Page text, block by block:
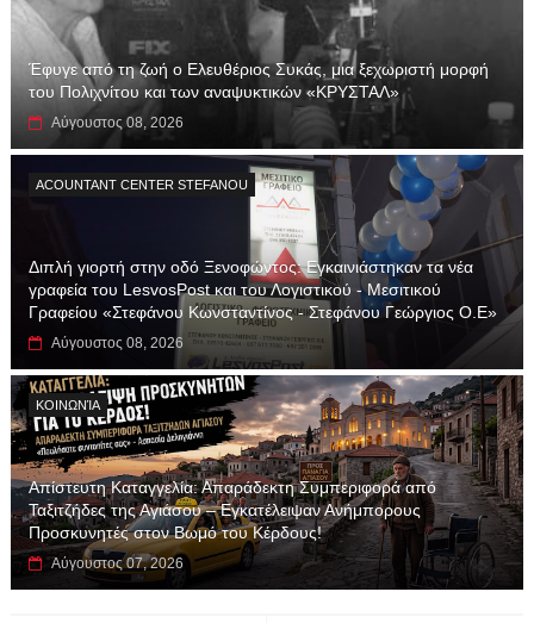
Έφυγε από τη ζωή ο Ελευθέριος Συκάς, μια ξεχωριστή μορφή
του Πολιχνίτου και των αναψυκτικών «ΚΡΥΣΤΑΛ»
Αύγουστος 08, 2026
ACOUNTANT CENTER STEFANOU
Διπλή γιορτή στην οδό Ξενοφώντος: Εγκαινιάστηκαν τα νέα
γραφεία του LesvosPost και του Λογιστικού - Μεσιτικού
Γραφείου «Στεφάνου Κωνσταντίνος - Στεφάνου Γεώργιος Ο.Ε»
Αύγουστος 08, 2026
ΚΟΙΝΩΝΊΑ
Απίστευτη Καταγγελία: Απαράδεκτη Συμπεριφορά από
Ταξιτζήδες της Αγιάσου – Εγκατέλειψαν Ανήμπορους
Προσκυνητές στον Βωμό του Κέρδους!
Αύγουστος 07, 2026